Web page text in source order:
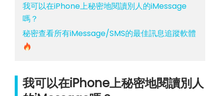
我可以在iPhone上秘密地閱讀別人的iMessage
嗎？
秘密查看所有iMessage/SMS的最佳訊息追蹤軟體
我可以在iPhone上秘密地閱讀別人